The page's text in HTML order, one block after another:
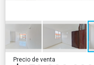
Precio de venta